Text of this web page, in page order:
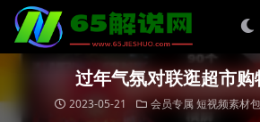
过年气氛对联逛超市
2023-05-21 会员专属 短视频素材包